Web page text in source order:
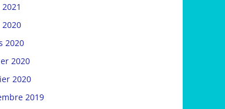
2020
2020
2020
2019